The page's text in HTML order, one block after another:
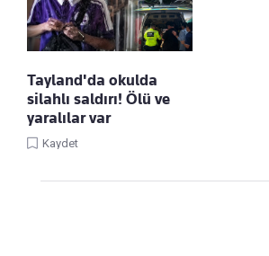
Tayland'da okulda
silahlı saldırı! Ölü ve
yaralılar var
Kaydet